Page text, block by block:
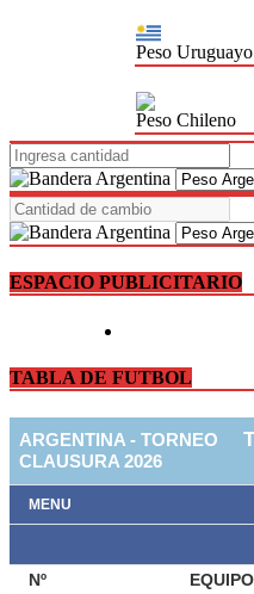
Peso Uruguayo
Peso Chileno
ESPACIO PUBLICITARIO
TABLA DE FUTBOL